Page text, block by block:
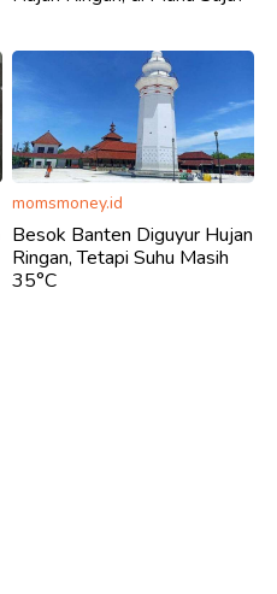
momsmoney.id
Besok Banten Diguyur Hujan
Ringan, Tetapi Suhu Masih
35°C